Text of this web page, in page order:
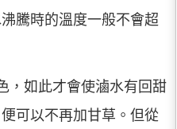
騰時的溫度一般不會超
，如此才會使滷水有回甜
可以不再加甘草。但從